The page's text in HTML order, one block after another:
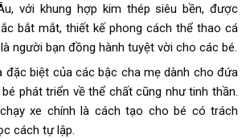
với khung hợp kim thép siêu bền, được
bắt mắt, thiết kế phong cách thể thao cá
người bạn đồng hành tuyệt vời cho các bé.
đặc biệt của các bậc cha mẹ dành cho đứa
phát triển về thể chất cũng như tinh thần.
xe chính là cách tạo cho bé có trách
cách tự lập.